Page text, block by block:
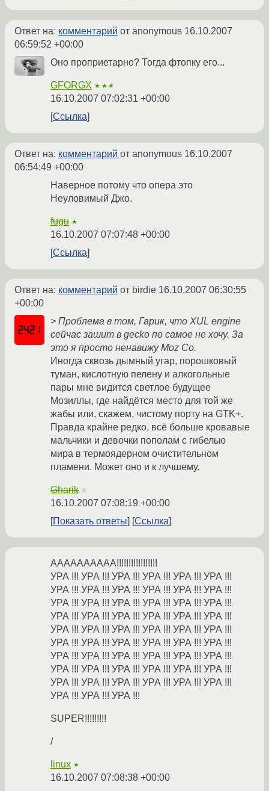
Ответ на: комментарий от anonymous 16.10.2007
06:59:52 +00:00
Оно проприетарно? Тогда фтопку его...
GFORGX ★★★
16.10.2007 07:02:31 +00:00
Ссылка
Ответ на: комментарий от anonymous 16.10.2007
06:54:49 +00:00
Наверное потому что опера это
Неуловимый Джо.
fugu ★
16.10.2007 07:07:48 +00:00
Ссылка
Ответ на: комментарий от birdie 16.10.2007 06:30:55
+00:00
> Проблема в том, Гарик, что XUL engine
сейчас зашит в gecko по самое не хочу. За
это я просто ненавижу Moz Co.
Иногда сквозь дымный угар, порошковый
туман, кислотную пелену и алкогольные
пары мне видится светлое будущее
Мозиллы, где найдётся место для той же
жабы или, скажем, чистому порту на GTK+.
Правда крайне редко, всё больше кровавые
мальчики и девочки пополам с гибелью
мира в термоядерном очистительном
пламени. Может оно и к лучшему.
Gharik ☆
16.10.2007 07:08:19 +00:00
Показать ответы
Ссылка
АААААААААА!!!!!!!!!!!!!!!!!
УРА !!! УРА !!! УРА !!! УРА !!! УРА !!! УРА !!!
УРА !!! УРА !!! УРА !!! УРА !!! УРА !!! УРА !!!
УРА !!! УРА !!! УРА !!! УРА !!! УРА !!! УРА !!!
УРА !!! УРА !!! УРА !!! УРА !!! УРА !!! УРА !!!
УРА !!! УРА !!! УРА !!! УРА !!! УРА !!! УРА !!!
УРА !!! УРА !!! УРА !!! УРА !!! УРА !!! УРА !!!
УРА !!! УРА !!! УРА !!! УРА !!! УРА !!! УРА !!!
УРА !!! УРА !!! УРА !!! УРА !!! УРА !!! УРА !!!
УРА !!! УРА !!! УРА !!! УРА !!! УРА !!! УРА !!!
УРА !!! УРА !!! УРА !!!
SUPER!!!!!!!!!
/
linux ★
16.10.2007 07:08:38 +00:00